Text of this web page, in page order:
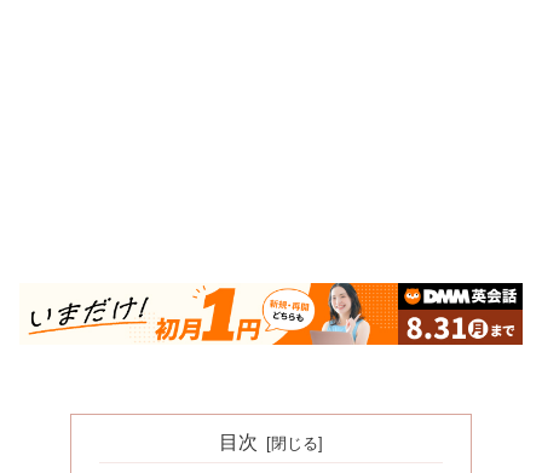
目次